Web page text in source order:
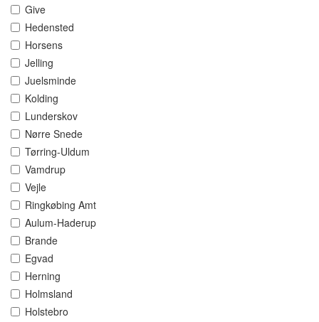
Give
Hedensted
Horsens
Jelling
Juelsminde
Kolding
Lunderskov
Nørre Snede
Tørring-Uldum
Vamdrup
Vejle
Ringkøbing Amt
Aulum-Haderup
Brande
Egvad
Herning
Holmsland
Holstebro